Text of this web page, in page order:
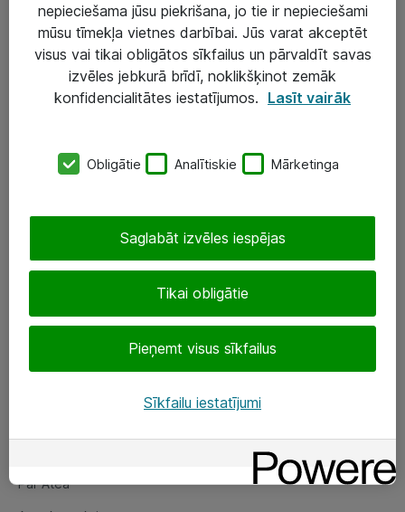
IT infrastruktūra
Darba vietu IT risinājumi
Serveri un datu centri
SIA „ATEA”
eShop@atea.lv
Sekojiet mums
Par Atea
Par Atea
nepieciešama jūsu piekrišana, jo tie ir nepieciešami
mūsu tīmekļa vietnes darbībai. Jūs varat akceptēt
visus vai tikai obligātos sīkfailus un pārvaldīt savas
izvēles jebkurā brīdī, noklikšķinot zemāk
konfidencialitātes iestatījumos. Lasīt vairāk
Obligātie Analītiskie Mārketinga
Tikai obligātie
Pieņemt visus sīkfailus
Saglabāt izvēles iespējas
Sīkfailu iestatījumi